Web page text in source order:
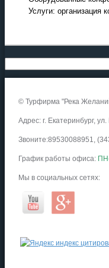
Услуги: организация
© Турфирма "Река
Адрес: г. Екатеринбург,
Звоните:89530088951,
График работы офиса:
Мы в социальных сетях: